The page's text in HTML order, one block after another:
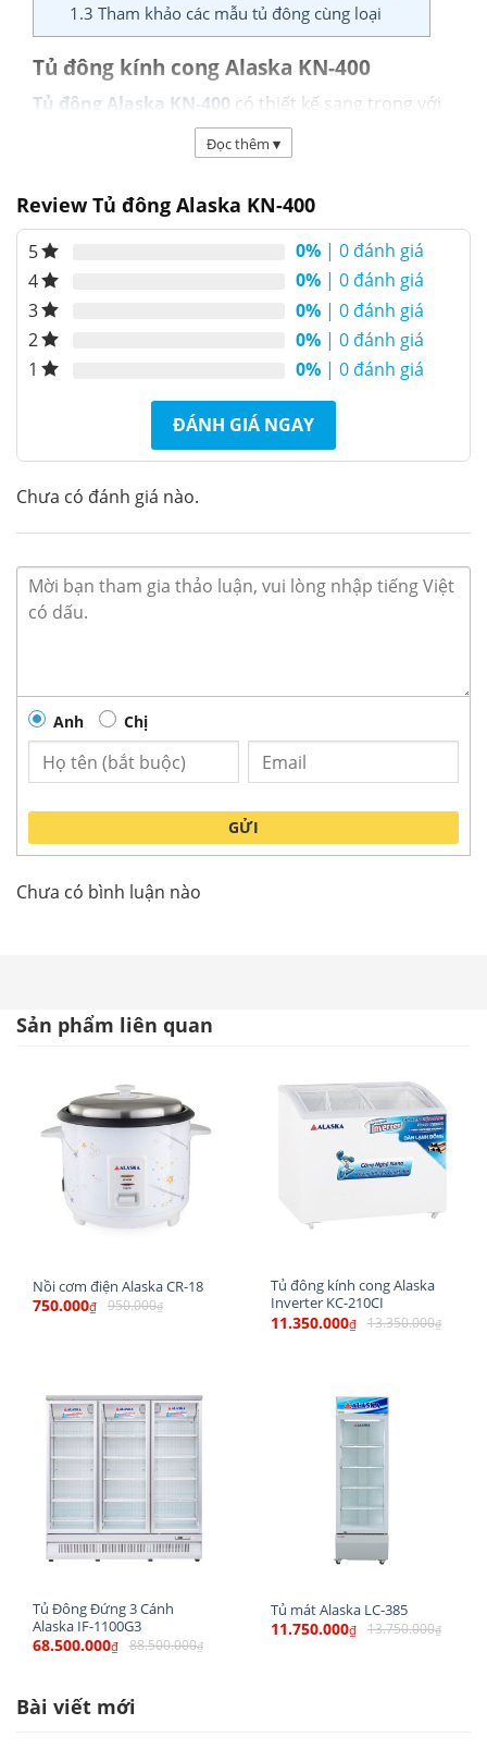
1.3 Tham khảo các mẫu tủ đông cùng loại
Tủ đông kính cong Alaska KN-400
Tủ đông Alaska KN-400 có thiết kế sang trọng với
gam màu trắng, nhiều chi tiết nổi bật, gồm 2 cửa
mở lùa hai bên, với việc sử dụng kính lùa trong suốt
trong dễ dàng hơn. Với dung tích 400 lít sản phẩm
đáp ứng tốt nhu cầu trữ đông và bảo quản nhiều
loại thực phẩm như thịt, cá, đồ đông lạnh đóng gói,
kem,…thích hợp dùng trong siêu thị, căn tin, cửa
hàng tiện lợi, bách hóa,…
Tính năng nổi bật
Tủ làm lạnh bằng compressor với công suất
390W cho khả năng làm lạnh nhanh, tiết kiệm
điện năng, độ bền cao.
bạn hoàn toàn có thể yên tâm về độ bền của sản
phẩm.
đồ kèm theo bên trong tủ, dễ dàng phân loại
thực phẩm khi cần.
KN-400 sử dụng gas R290 để làm lạnh . Đây là
loại gas mới làm lạnh nhanh tiết kiệm điện năng
và thân thiện với môi trường
dễ dàng di chuyển mà không tốn nhiều sức
Tủ đông có thời gian bảo hành 2 năm.
Đọc thêm ▾
Review Tủ đông Alaska KN-400
5 0% | 0 đánh giá
4
0% | 0 đánh giá
3
0% | 0 đánh giá
2
0% | 0 đánh giá
1
0% | 0 đánh giá
ĐÁNH GIÁ NGAY
Chưa có đánh giá nào.
Anh Chị
GỬI
Chưa có bình luận nào
Sản phẩm liên quan
Nồi cơm điện Alaska CR-18
750.000₫ 950.000₫
Tủ đông kính cong Alaska
Inverter KC-210CI
11.350.000₫ 13.350.000₫
Tủ Đông Đứng 3 Cánh
Alaska IF-1100G3
68.500.000₫ 88.500.000₫
Tủ mát Alaska LC-385
11.750.000₫ 13.750.000₫
Bài viết mới